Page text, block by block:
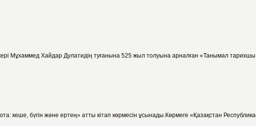
Мұхаммед Хайдар Дулатидің туғанына 525 жыл толуына арналған «Танымал
кеше, бүгін және ертең» атты кітап көрмесін ұсынады.Көрмеге «Қазақстан